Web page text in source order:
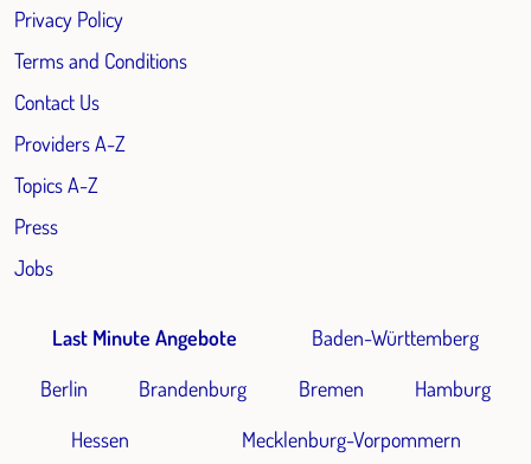
Privacy Policy
Terms and Conditions
Contact Us
Providers A-Z
Topics A-Z
Press
Jobs
Last Minute Angebote
Baden-Württemberg
Berlin
Brandenburg Bremen
Hamburg
Hessen
Mecklenburg-Vorpommern